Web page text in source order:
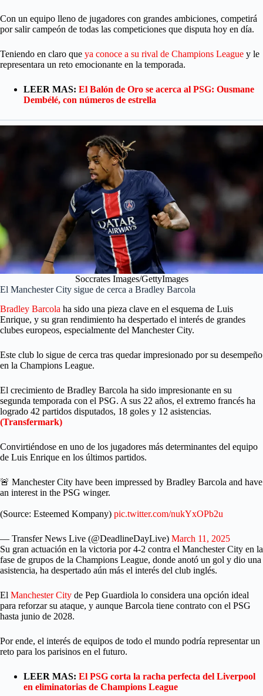
Con un equipo lleno de jugadores con grandes ambiciones, competirá
por salir campeón de todas las competiciones que disputa hoy en día.
Teniendo en claro que ya conoce a su rival de Champions League y le
representara un reto emocionante en la temporada.
LEER MAS: El Balón de Oro se acerca al PSG: Ousmane
Dembélé, con números de estrella
Soccrates Images/GettyImages
El Manchester City sigue de cerca a Bradley Barcola
Bradley Barcola ha sido una pieza clave en el esquema de Luis
Enrique, y su gran rendimiento ha despertado el interés de grandes
clubes europeos, especialmente del Manchester City.
Este club lo sigue de cerca tras quedar impresionado por su desempeño
en la Champions League.
El crecimiento de Bradley Barcola ha sido impresionante en su
segunda temporada con el PSG. A sus 22 años, el extremo francés ha
logrado 42 partidos disputados, 18 goles y 12 asistencias.
(Transfermark)
Convirtiéndose en uno de los jugadores más determinantes del equipo
de Luis Enrique en los últimos partidos.
🚨 Manchester City have been impressed by Bradley Barcola and have
an interest in the PSG winger.
(Source: Esteemed Kompany) pic.twitter.com/nukYxOPb2u
— Transfer News Live (@DeadlineDayLive) March 11, 2025
Su gran actuación en la victoria por 4-2 contra el Manchester City en la
fase de grupos de la Champions League, donde anotó un gol y dio una
asistencia, ha despertado aún más el interés del club inglés.
El Manchester City de Pep Guardiola lo considera una opción ideal
para reforzar su ataque, y aunque Barcola tiene contrato con el PSG
hasta junio de 2028.
Por ende, el interés de equipos de todo el mundo podría representar un
reto para los parisinos en el futuro.
LEER MAS: El PSG corta la racha perfecta del Liverpool
en eliminatorias de Champions League